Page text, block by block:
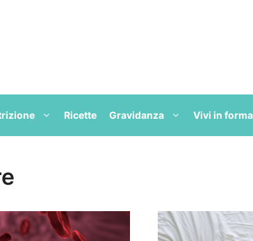
Ricette Gravidanza Vivi in forma